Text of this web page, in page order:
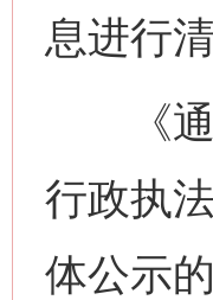
息进行
《通
行政执
体公示